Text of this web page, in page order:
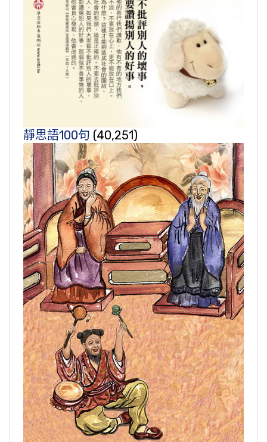
靜思語100句 (40,251)